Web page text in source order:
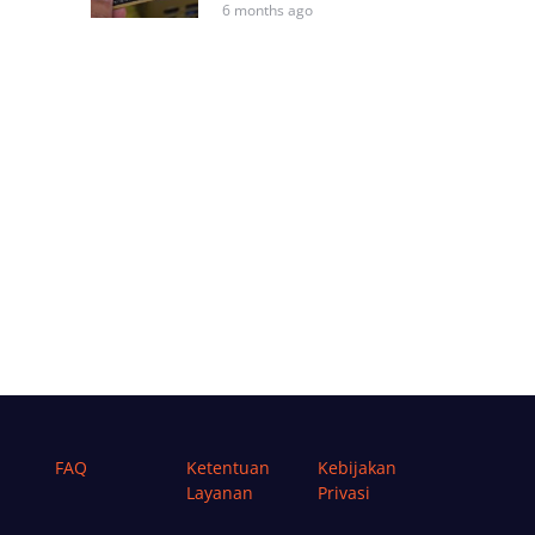
6 months ago
FAQ
Ketentuan
Layanan
Kebijakan
Privasi